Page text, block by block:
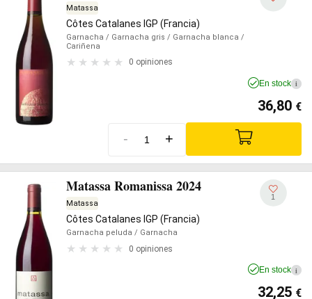
Matassa
Côtes Catalanes IGP (Francia)
Garnacha / Garnacha gris / Garnacha blanca /
Cariñena
0 opiniones
En stock i
36,80 €
- +
Matassa Romanissa 2024
Matassa
Côtes Catalanes IGP (Francia)
Garnacha peluda / Garnacha
0 opiniones
1
En stock i
32,25 €